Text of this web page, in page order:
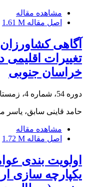
مشاهده مقاله
اصل مقاله 1.61 M
آگاهی
تغییرات
خراسان جنوبی
دوره 54، شماره 4، زمستان 1402، صفحه
حامد قاینی سابق،
مشاهده مقاله
اصل مقاله 1.72 M
اولویت بندی
یکپارچه سازی